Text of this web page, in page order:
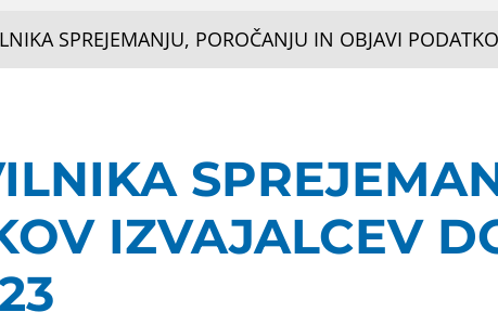
SPREJEMANJU, POROČANJU IN OBJAVI
IZVAJALCEV